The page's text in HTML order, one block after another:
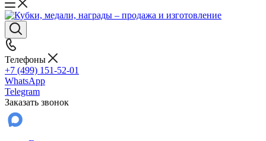
Телефоны
+7 (499) 151-52-01
WhatsApp
Telegram
Заказать звонок